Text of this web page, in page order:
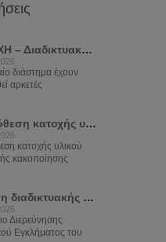
ΠΡΟΣΟΧΗ – Διαδικτυακή απάτη με...
διάστημα έχουν
αρκετές
Νέα υπόθεση κατοχής υλικού παιδικής...
κατοχής υλικού
κακοποίησης
Υπόθεση διαδικτυακής απάτης και...
Διερεύνησης
Εγκλήματος του